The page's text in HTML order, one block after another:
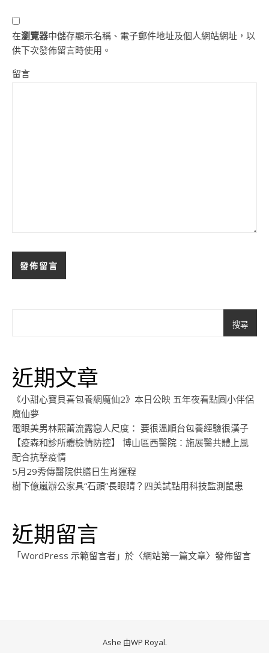
在瀏覽器中儲存顯示名稱、電子郵件地址及個人網站網址，以
供下次發佈留言時使用。
留言
搜尋
近期文章
《小甜心寶貝喜包養網魔仙2》本日公映 五年夜看點圓小伴侶
魔仙夢
電眼美男林熙蕾流露戀人尺度： 要很溫順台包養經驗很漢子
【疫森和診所體檢情防控】 博山區西醫院：施展醫共體上風
配合抗擊疫情
5月29秀傳醫院供膳日生肖運程
樹下億嵐辦公家具“石頭”長眼睛？四美試點用科技監測鼠患
近期留言
「WordPress 示範留言者 」於〈網站第一篇文章〉發佈留言
Ashe 由WP Royal.